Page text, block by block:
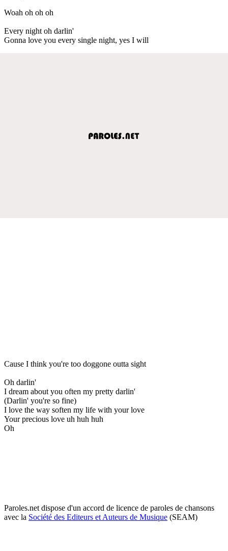
Woah oh oh oh
Every night oh darlin'
Gonna love you every single night, yes I will
Cause I think you're too doggone outta sight
Oh darlin'
I dream about you often my pretty darlin'
(Darlin' you're so fine)
I love the way soften my life with your love
Your precious love uh huh huh
Oh
Paroles.net dispose d'un accord de licence de paroles de chansons
avec la Société des Editeurs et Auteurs de Musique (SEAM)